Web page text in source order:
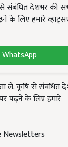
संबंधित देशभर की
के लिए हमारे
लें. कृषि से संबंधित
पढ़ने के लिए हमारे
Newsletters